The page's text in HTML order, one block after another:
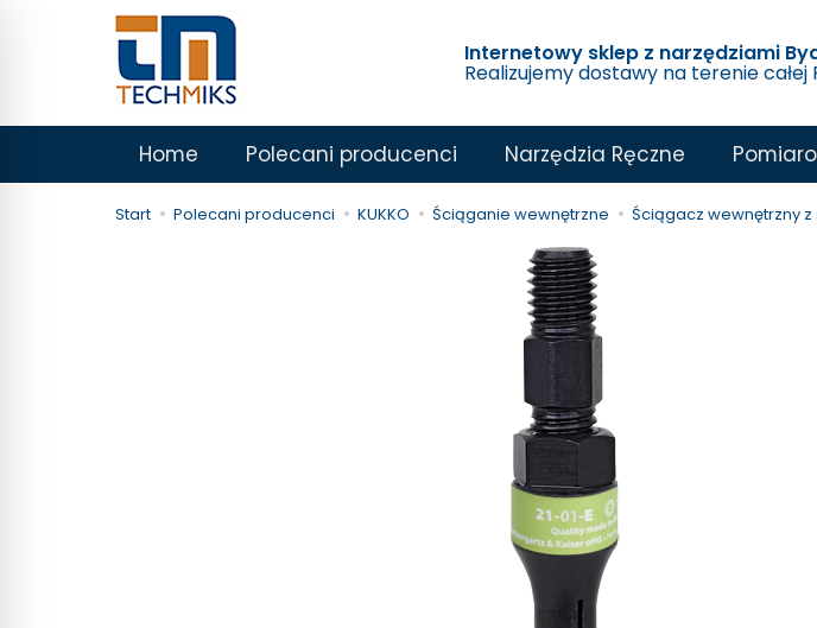
Internetowy sklep z narzędziami
Realizujemy dostawy na terenie całej
Home Polecani producenci Narzędzia Ręczne
Start Polecani producenci KUKKO Ściąganie wewnętrzne Ściągacz wewnętrzny z